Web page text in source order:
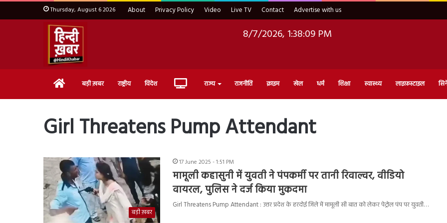
Thursday, August 6 2026 About Privacy Policy Video Live TV Contact Advertise with us
8/7/2026, 1:38:10 PM
Home बड़ी ख़बर राष्ट्रीय विदेश Live राज्य राजनीति क्राइम खेल धर्म शिक्षा स्वास्थ्य लाइफ़स्टाइल
Girl Threatens Pump Attendant
बड़ी ख़बर
17 June 2025 - 1:51 PM
मामूली कहासुनी में युवती ने पंपकर्मी पर तानी रिवाल्वर, वीडियो
वायरल, पुलिस ने दर्ज किया मुकदमा
Girl Threatens Pump Attendant : उत्तर प्रदेश के हरदोई जिले में मामूली सी बात को लेकर पेट्रोल पंप पर युवती…